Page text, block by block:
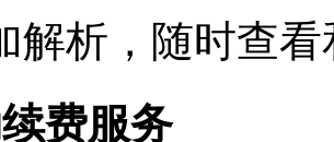
解析，随时查
费服务